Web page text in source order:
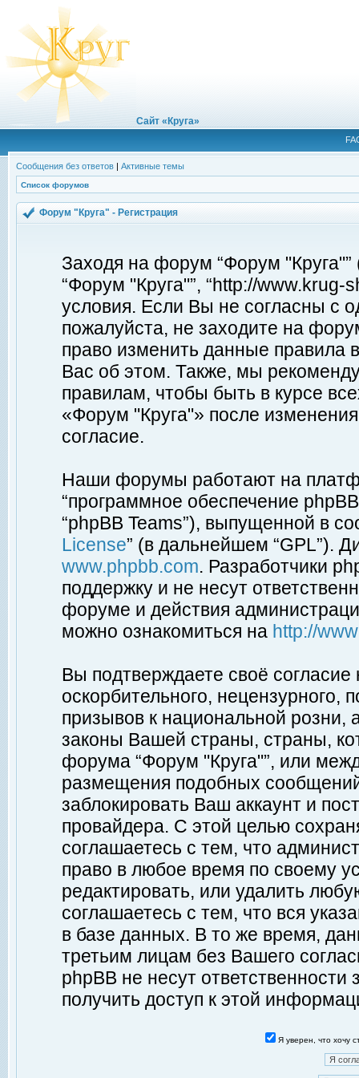
Сайт «Круга»
Сообщения без ответов | Активные темы
Список форумов
Форум "Круга" - Регистрация
Заходя на форум “Форум
“Форум "Круга"”, “http://
условия. Если Вы не согласны с
пожалуйста, не заходите на
право изменить данные правила
Вас об этом. Также, мы
правилам, чтобы быть в курсе
«Форум "Круга"» после
согласие.
Наши форумы работают на
“программное обеспечение
“phpBB Teams”), выпущенной в
License” (в дальнейшем “GPL”).
www.phpbb.com. Разработчики
поддержку и не несут
форуме и действия
можно ознакомиться на http://
Вы подтверждаете своё
оскорбительного, нецензурного,
призывов к национальной
законы Вашей страны, страны,
форума “Форум "Круга"”, или
размещения подобных
заблокировать Ваш аккаунт и
провайдера. С этой целью
соглашаетесь с тем, что
право в любое время по своему
редактировать, или удалить
соглашаетесь с тем, что вся
в базе данных. В то же время,
третьим лицам без Вашего
phpBB не несут ответственности
получить доступ к этой
Я уверен, что хочу